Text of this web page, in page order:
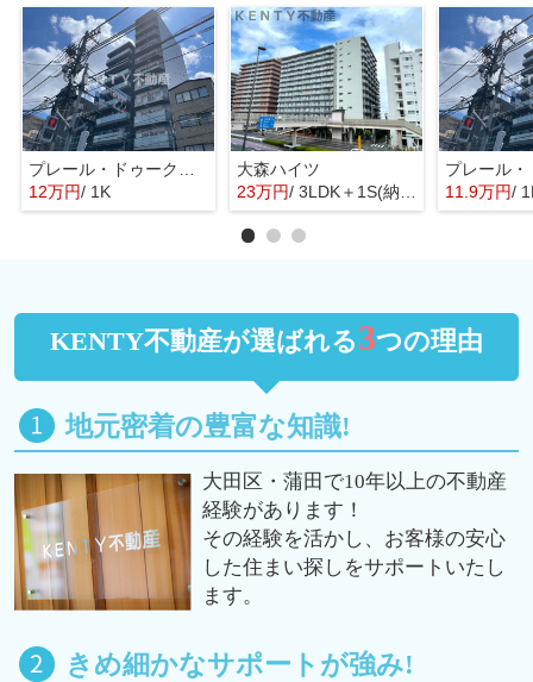
12万円/ 1K
大森ハイツ
23万円/ 3LDK＋1S(納戸) 11.9万円/
KENTY不動産が選ばれる3つの理由
地元密着の豊富な知識!
大田区・蒲田で10年以上の不動産
経験があります！
その経験を活かし、お客様の安心
した住まい探しをサポートいたし
ます。
きめ細かなサポートが強み!